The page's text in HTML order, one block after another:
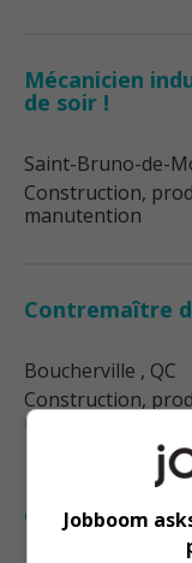
Mécanicien
de soir !
Saint-Bruno-de-
Construction,
manutention
Contremaître
Boucherville , QC
Construction,
manutention
Opérateur à
Jobboom